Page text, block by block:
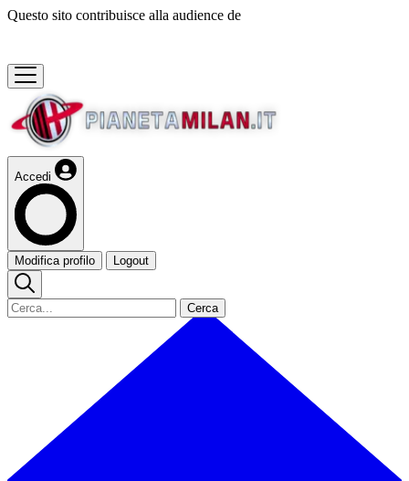
Questo sito contribuisce alla audience de
Accedi
Modifica profilo Logout
Cerca